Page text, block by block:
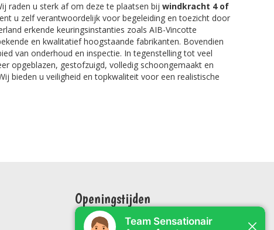
raden u sterk af om deze te plaatsen bij windkracht 4 of
u zelf verantwoordelijk voor begeleiding en toezicht door
erkende keuringsinstanties zoals AIB-Vincotte
en kwalitatief hoogstaande fabrikanten. Bovendien
van onderhoud en inspectie. In tegenstelling tot veel
opgeblazen, gestofzuigd, volledig schoongemaakt en
bieden u veiligheid en topkwaliteit voor een realistische
Openingstijden
Maandag: 09:00 tot 17:00